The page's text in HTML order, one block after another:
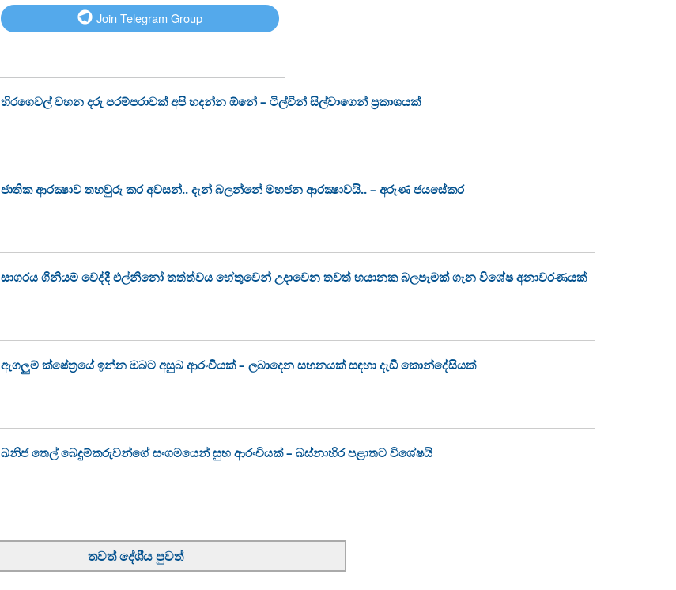
Join Telegram Group
හිරගෙවල් වහන දරු පරම්පරාවක් අපි හදන්න ඕනේ – ටිල්වින් සිල්වාගෙන් ප්‍රකාශයක්
ජාතික ආරක්‍ෂාව තහවුරු කර අවසන්.. දැන් බලන්නේ මහජන ආරක්‍ෂාවයි.. – අරුණ ජයසේකර
සාගරය ගිනියම් වෙද්දී එල්නිනෝ තත්ත්වය හේතුවෙන් උදාවෙන තවත් භයානක බලපෑමක් ගැන විශේෂ අනාවරණයක්
ඇගලුම් ක්ෂේත්‍රයේ ඉන්න ඔබට අසුබ ආරංචියක් – ලබාදෙන සහනයක් සඳහා දැඩි කොන්දේසියක්
ඛනිජ තෙල් බෙදුම්කරුවන්ගේ සංගමයෙන් සුභ ආරංචියක් – බස්නාහිර පළාතට විශේෂයි
තවත් දේශීය පුවත්